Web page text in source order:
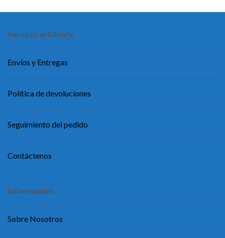
Servicio al Cliente
Envíos y Entregas
Política de devoluciones
Seguimiento del pedido
Contáctenos
Información
Sobre Nosotros